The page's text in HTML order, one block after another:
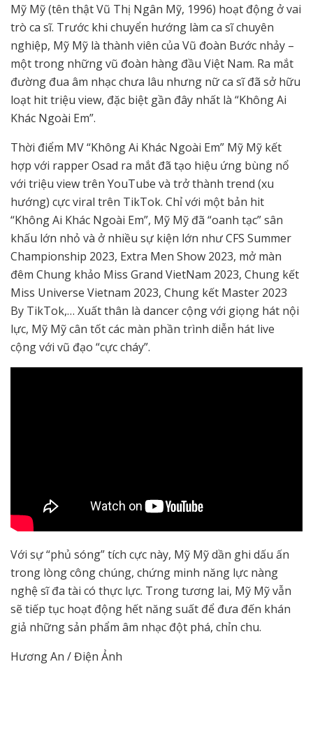
Mỹ Mỹ (tên thật Vũ Thị Ngân Mỹ, 1996) hoạt động ở vai
trò ca sĩ. Trước khi chuyển hướng làm ca sĩ chuyên
nghiệp, Mỹ Mỹ là thành viên của Vũ đoàn Bước nhảy –
một trong những vũ đoàn hàng đầu Việt Nam. Ra mắt
đường đua âm nhạc chưa lâu nhưng nữ ca sĩ đã sở hữu
loạt hit triệu view, đặc biệt gần đây nhất là “Không Ai
Khác Ngoài Em”.
Thời điểm MV “Không Ai Khác Ngoài Em” Mỹ Mỹ kết
hợp với rapper Osad ra mắt đã tạo hiệu ứng bùng nổ
với triệu view trên YouTube và trở thành trend (xu
hướng) cực viral trên TikTok. Chỉ với một bản hit
“Không Ai Khác Ngoài Em”, Mỹ Mỹ đã “oanh tạc” sân
khấu lớn nhỏ và ở nhiều sự kiện lớn như CFS Summer
Championship 2023, Extra Men Show 2023, mở màn
đêm Chung khảo Miss Grand VietNam 2023, Chung kết
Miss Universe Vietnam 2023, Chung kết Master 2023
By TikTok,… Xuất thân là dancer cộng với giọng hát nội
lực, Mỹ Mỹ cân tốt các màn phần trình diễn hát live
cộng với vũ đạo “cực cháy”.
Với sự “phủ sóng” tích cực này, Mỹ Mỹ dần ghi dấu ấn
trong lòng công chúng, chứng minh năng lực nàng
nghệ sĩ đa tài có thực lực. Trong tương lai, Mỹ Mỹ vẫn
sẽ tiếp tục hoạt động hết năng suất để đưa đến khán
giả những sản phẩm âm nhạc đột phá, chỉn chu.
Hương An / Điện Ảnh